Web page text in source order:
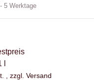
5 Werktage
, zzgl.Versand